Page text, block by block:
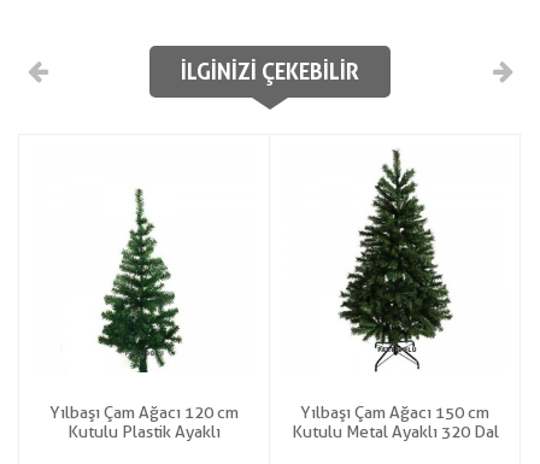
İLGINIZI ÇEKEBILIR
Yılbaşı Çam Ağacı 120 cm
Kutulu Plastik Ayaklı
Yılbaşı Çam Ağacı 150 cm
Kutulu Metal Ayaklı 320 Dal